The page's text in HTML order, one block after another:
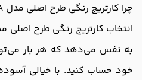
چرا کارتریج رنگی طرح اصلی مدل 305A را انتخاب کنید؟
به نفس می‌دهد که هر بار
خود حساب کنید. با خیالی